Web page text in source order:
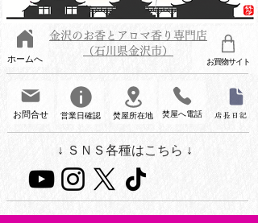
ホームへ
焚屋所在地
営業日確認
お問合せ 焚屋へ電話
お買物サイト
↓ ＳＮＳ各種はこちら ↓
金沢のお香とアロマ香り専門店
（石川県金沢市）
店長日記